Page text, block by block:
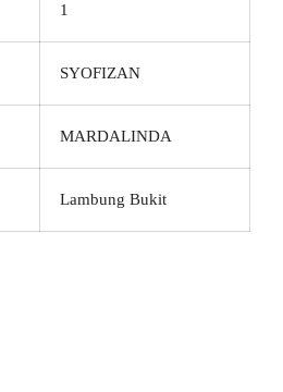
1
SYOFIZAN
MARDALINDA
Lambung Bukit